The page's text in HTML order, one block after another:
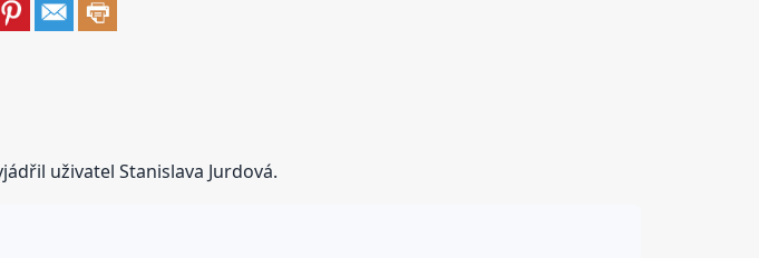
uživatel Stanislava Jurdová.